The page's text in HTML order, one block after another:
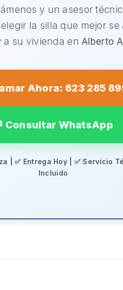
y un asesor
la silla que mejor se
a su vivienda en Alberto
Ahora: 623 285
Consultar WhatsApp
| ✅ Entrega Hoy | ✅ Servicio
Incluido